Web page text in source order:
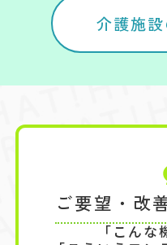
介護施
ご要望・改
「こんな